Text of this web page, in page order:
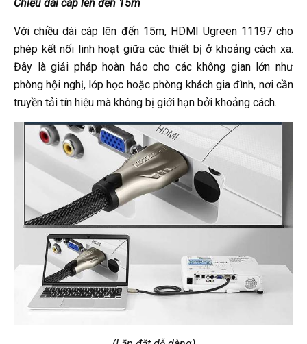
Chiều dài cáp lên đến 15m
Với chiều dài cáp lên đến 15m, HDMI Ugreen 11197 cho
phép kết nối linh hoạt giữa các thiết bị ở khoảng cách xa.
Đây là giải pháp hoàn hảo cho các không gian lớn như
phòng hội nghị, lớp học hoặc phòng khách gia đình, nơi cần
truyền tải tín hiệu mà không bị giới hạn bởi khoảng cách.